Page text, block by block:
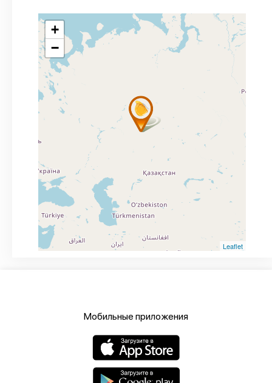
+
−
Leaflet
Мобильные приложения